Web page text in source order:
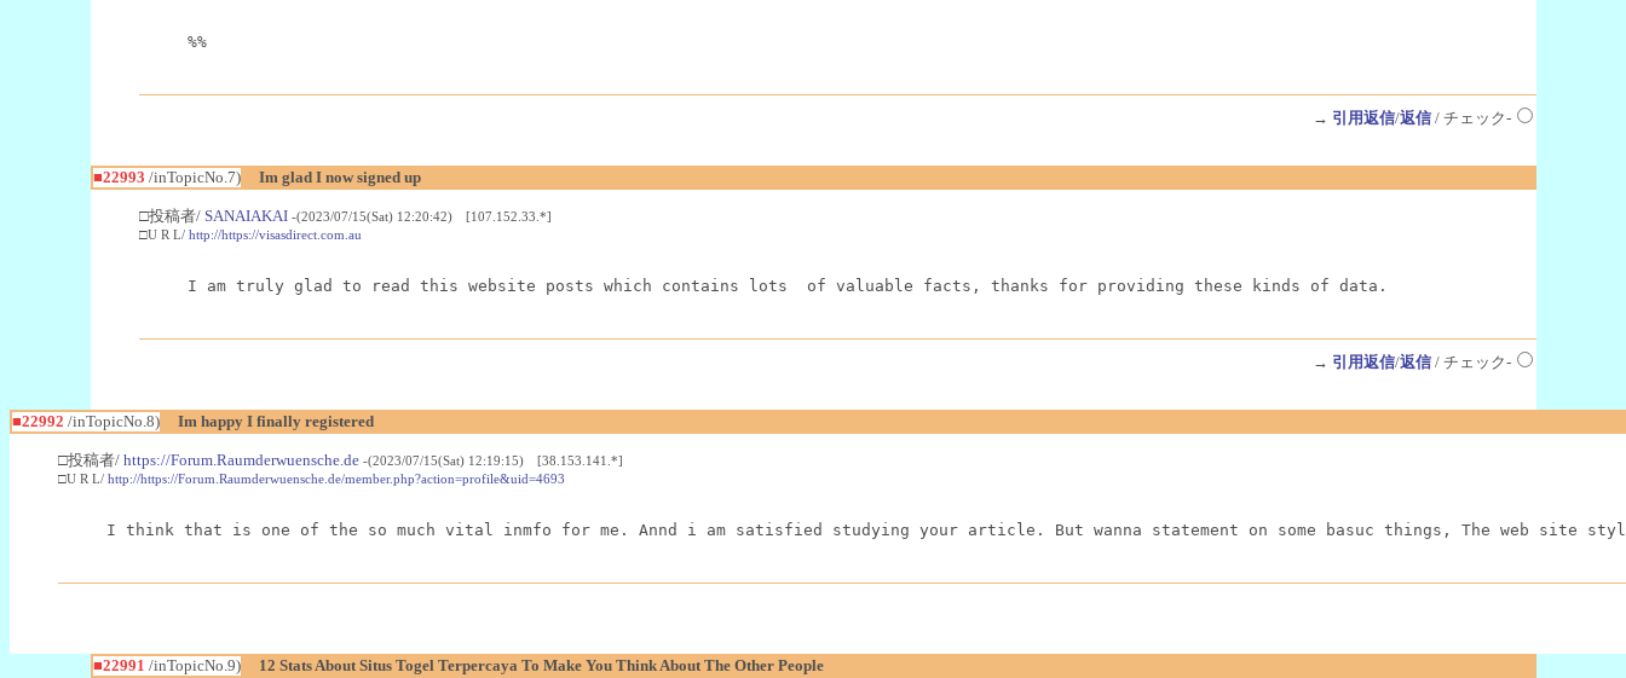
%%
→ 引用返信/返信/ チェック-
■22993 /inTopicNo.7) Im glad I now signed up
□投稿者/ SANAIAKAI -(2023/07/15(Sat) 12:20:42) [107.152.33.*]
□U R L/ http://https://visasdirect.com.au
I am truly glad to read this website posts which contains lots  of valuable facts, thanks for providing these kinds of data.
→ 引用返信/返信/ チェック-
■22992 /inTopicNo.8) Im happy I finally registered
□投稿者/ https://Forum.Raumderwuensche.de -(2023/07/15(Sat) 12:19:15) [38.153.141.*]
□U R L/ http://https://Forum.Raumderwuensche.de/member.php?action=profile&uid=4693
I think that is one of the so much vital inmfo for me. Annd i am satisfied studying your article. But wanna statement on some basuc things, The web
■22991 /inTopicNo.9) 12 Stats About Situs Togel Terpercaya To Make You Think About The Other People